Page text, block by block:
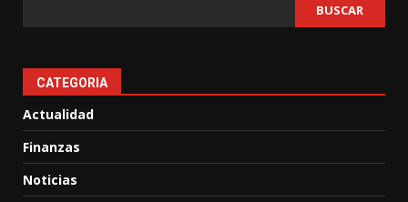
BUSCAR
CATEGORIA
Actualidad
Finanzas
Noticias